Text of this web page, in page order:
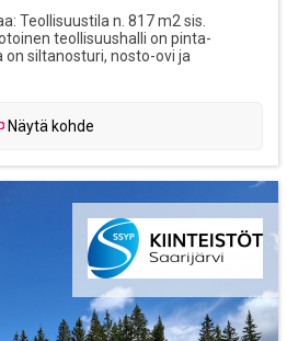
Teollisuustila n. 817 m2 sis.
teollisuushalli on pinta-
on siltanosturi, nosto-ovi ja
Näytä kohde